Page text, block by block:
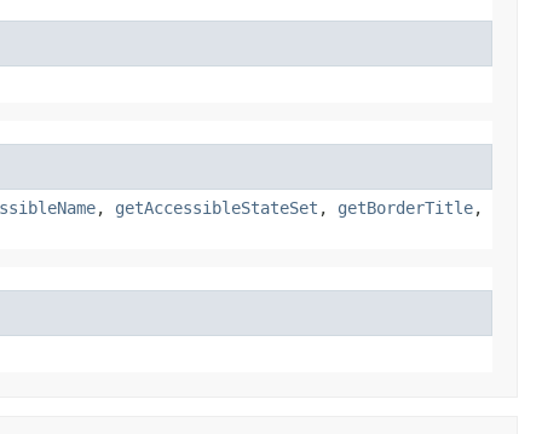
, getAccessibleStateSet , getBorderTitle,